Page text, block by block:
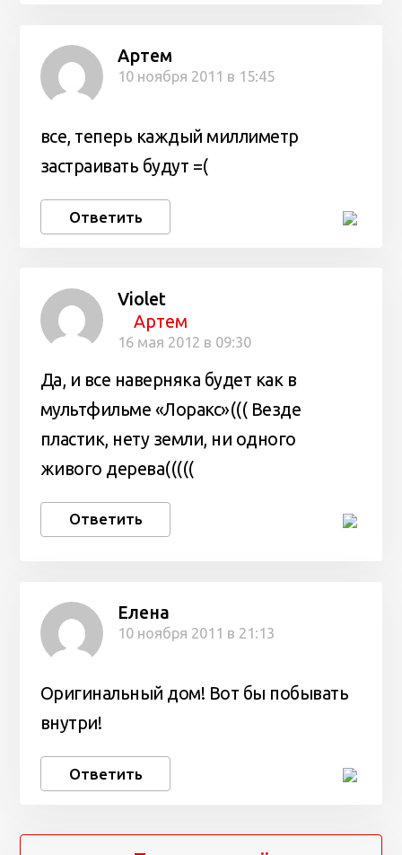
Артем
10 ноября 2011 в 15:45
все, теперь каждый миллиметр
застраивать будут =(
Ответить
Violet
Артем
16 мая 2012 в 09:30
Да, и все наверняка будет как в
мультфильме «Лоракс»((( Везде
пластик, нету земли, ни одного
живого дерева(((((
Ответить
Елена
10 ноября 2011 в 21:13
Оригинальный дом! Вот бы побывать
внутри!
Ответить